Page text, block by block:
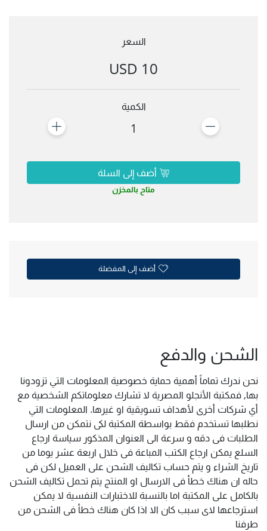
السعر
10 USD
الكمية
1
أضف إلى السلة
متاح بالمخزن
أضف إلى المفضلة
الشحن والدفع
نحن ندرك تماماً أهمية حماية خصوصية المعلومات التي تزودونا
بها, فمكتبة الأنجلو المصرية لا تشارك معلوماتكم الشخصية مع
أي شركات أخرى لأهداف تسويقية او غيرها. المعلومات التي
نطلبها تستخدم فقط بواسطة المكتبة لكى نتمكن من ارسال
الطلبات فى دقه و سرعة الى العنوان المذكور سياسة ارجاع
السلع يمكن ارجاع الكتب المباعة فى خلال اربعة عشر يوما من
تاريخ الشراء و يتم حساب تكاليف الشحن على العميل لكن فى
حاله ان هناك خطأ فى الارسال او المنتج يتم تحمل تكاليف الشحن
بالكامل على المكتبة اما بالنسبة للاختبارات النفسية لا يمكن
استرجاعها لاى سبب كان الا اذا كان هناك خطأ فى الشحن من
طرفنا